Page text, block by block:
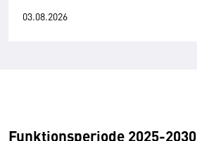
03.08.2026
Funktionsperiode 2025-2030